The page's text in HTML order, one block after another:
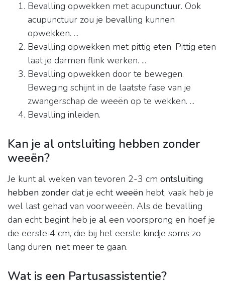
Bevalling opwekken met acupunctuur. Ook
acupunctuur zou je bevalling kunnen
opwekken. ...
Bevalling opwekken met pittig eten. Pittig eten
laat je darmen flink werken. ...
Bevalling opwekken door te bewegen.
Beweging schijnt in de laatste fase van je
zwangerschap de weeën op te wekken. ...
Bevalling inleiden.
Kan je al ontsluiting hebben zonder
weeën?
Je kuntal weken van tevoren 2-3 cm ontsluiting
hebben zonder dat je echtweeën hebt, vaak heb je
wel last gehad van voorweeën. Als de bevalling
dan echt begint heb je al een voorsprong en hoef je
die eerste 4 cm, die bij het eerste kindje soms zo
lang duren, niet meer te gaan.
Wat is een Partusassistentie?